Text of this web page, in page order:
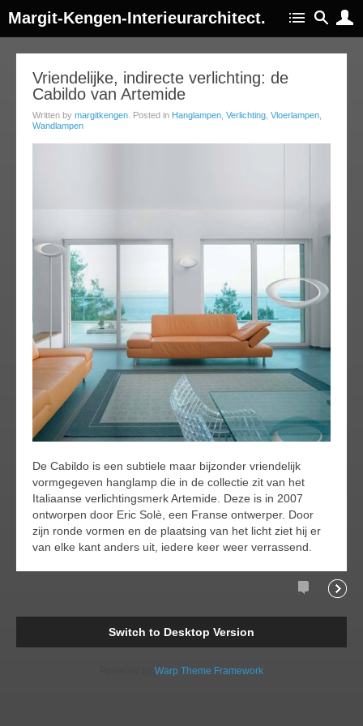
Margit-Kengen-Interieurarchitect.
Vriendelijke, indirecte verlichting: de
Cabildo van Artemide
Written by margitkengen . Posted in Hanglampen Verlichting Vloerlampen
Wandlampen
De Cabildo is een subtiele maar bijzonder vriendelijk
vormgegeven hanglamp die in de collectie zit van het
Italiaanse verlichtingsmerk Artemide. Deze is in 2007
ontworpen door Eric Solè, een Franse ontwerper. Door
zijn ronde vormen en de plaatsing van het licht ziet hij er
van elke kant anders uit, iedere keer weer verrassend.
Comment
Switch to Desktop Version
Warp Theme Framework